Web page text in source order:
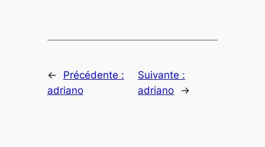
←
Précédente :
adriano
Suivante :
adriano
→